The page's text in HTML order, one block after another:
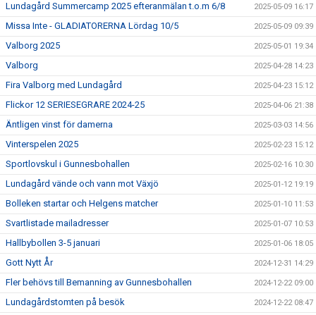
Lundagård Summercamp 2025 efteranmälan t.o.m 6/8 2025-05-09 16:17
Missa Inte - GLADIATORERNA Lördag 10/5 2025-05-09 09:39
Valborg 2025 2025-05-01 19:34
Valborg 2025-04-28 14:23
Fira Valborg med Lundagård 2025-04-23 15:12
Flickor 12 SERIESEGRARE 2024-25 2025-04-06 21:38
Äntligen vinst för damerna 2025-03-03 14:56
Vinterspelen 2025 2025-02-23 15:12
Sportlovskul i Gunnesbohallen 2025-02-16 10:30
Lundagård vände och vann mot Växjö 2025-01-12 19:19
Bolleken startar och Helgens matcher 2025-01-10 11:53
Svartlistade mailadresser 2025-01-07 10:53
Hallbybollen 3-5 januari 2025-01-06 18:05
Gott Nytt År 2024-12-31 14:29
Fler behövs till Bemanning av Gunnesbohallen 2024-12-22 09:00
Lundagårdstomten på besök 2024-12-22 08:47